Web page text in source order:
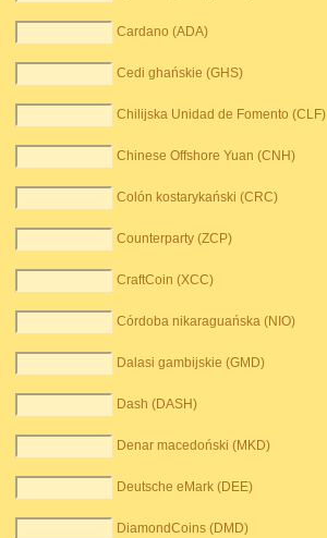
Cardano (ADA)
Cedi ghańskie (GHS)
Chilijska Unidad de Fomento (CLF)
Chinese Offshore Yuan (CNH)
Colón kostarykański (CRC)
Counterparty (ZCP)
CraftCoin (XCC)
Córdoba nikaraguańska (NIO)
Dalasi gambijskie (GMD)
Dash (DASH)
Denar macedoński (MKD)
Deutsche eMark (DEE)
DiamondCoins (DMD)